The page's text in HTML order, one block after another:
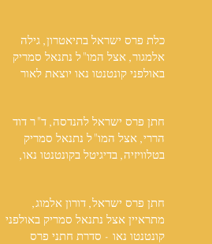
כלת פרס ישראל בתיאטרון, גילה
אלמגור, אצל המו"ל נתנאל סמריק
באולפני קונטנטו נאו יוצאת לאור
חתן פרס ישראל להנדסה, ד"ר דוד
הררי, אצל המו"ל נתנאל סמריק
בטלוויזיה, בדיגיטל בקונטנטו נאו,
חתן פרס ישראל, דורון אלמוג,
מתראיין אצל נתנאל סמריק באולפני
קונטנטו נאו - סדרת חתני פרס